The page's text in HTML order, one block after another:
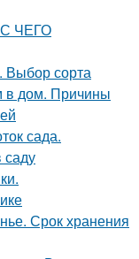
С ЧЕГО
Выбор сорта
в дом. Причины
сада.
саду
Срок хранения